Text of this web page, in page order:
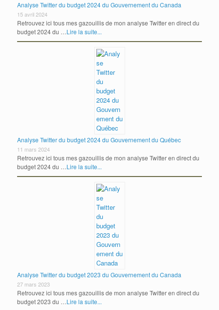
Analyse Twitter du budget 2024 du Gouvernement du Canada
15 avril 2024
Retrouvez ici tous mes gazouillis de mon analyse Twitter en direct du
budget 2024 du …Lire la suite...
Analyse Twitter du budget 2024 du Gouvernement du Québec
11 mars 2024
Retrouvez ici tous mes gazouillis de mon analyse Twitter en direct du
budget 2024 du …Lire la suite...
Analyse Twitter du budget 2023 du Gouvernement du Canada
27 mars 2023
Retrouvez ici tous mes gazouillis de mon analyse Twitter en direct du
budget 2023 du …Lire la suite...